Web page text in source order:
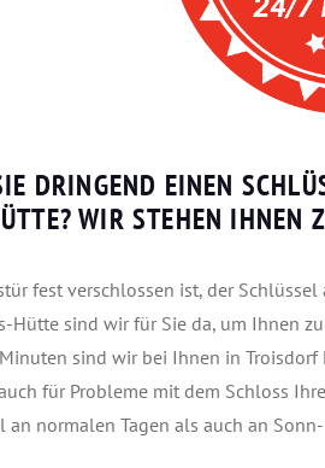
DRINGEND EINEN
WIR STEHEN IHNEN
fest verschlossen ist, der
Hütte sind wir für Sie da, um Ihnen
sind wir bei Ihnen in
für Probleme mit dem Schloss
normalen Tagen als auch an